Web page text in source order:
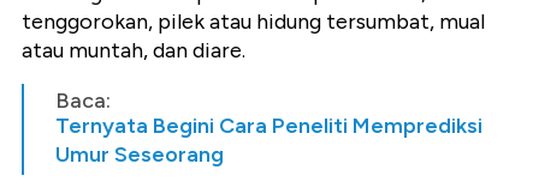
tenggorokan, pilek atau hidung tersumbat, mual
atau muntah, dan diare.
Baca:
Ternyata Begini Cara Peneliti Memprediksi
Umur Seseorang